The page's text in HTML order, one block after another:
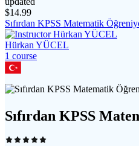
$14.99
Sıfırdan KPSS Matematik
Hürkan YÜCEL
1 course
Sıfırdan KPSS